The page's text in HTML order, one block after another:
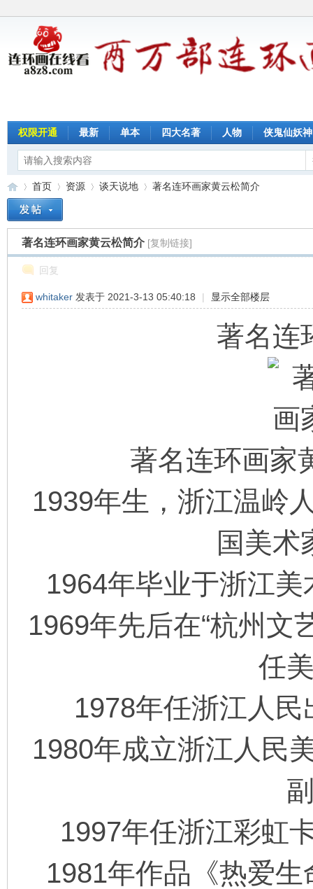
权限开通 最新 单本 四大名著 人物 侠鬼仙妖神
»
首页
›
资源
›
谈天说地
›
著名连环画家黄云松简介
著名连环画家黄云松简介 [复制链接]
回复
whitaker 发表于 2021-3-13 05:40:18 | 显示全部楼层
著名连
著名连环画
1939年生，浙江温岭
国美术
1964年毕业于浙江
1969年先后在“杭州文
任
1978年任浙江人
1980年成立浙江人民
1997年任浙江彩虹
1981年作品《热爱